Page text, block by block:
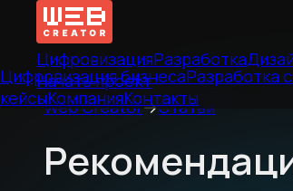
ЦифровизацияРазработка
Начать проект
Цифровизация бизнесаРазработка
кейсыКомпанияКонтакты
Web Creator→Статьи